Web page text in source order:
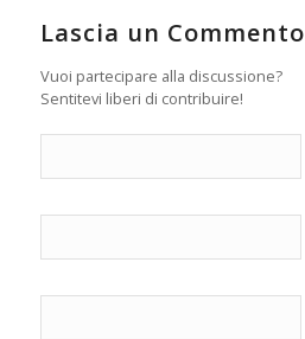
Lascia un Commento
Vuoi partecipare alla discussione?
Sentitevi liberi di contribuire!